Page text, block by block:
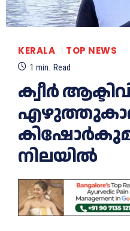
KERALA TOP NEWS
1 min. Read
ക്വീര്‍
നിലയില്‍